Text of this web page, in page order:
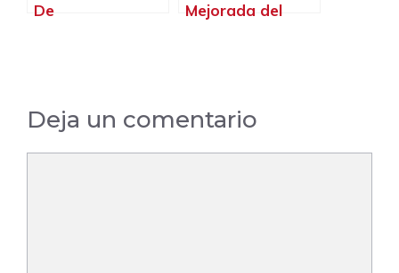
De
Madrid
Mejorada del
Deja un comentario